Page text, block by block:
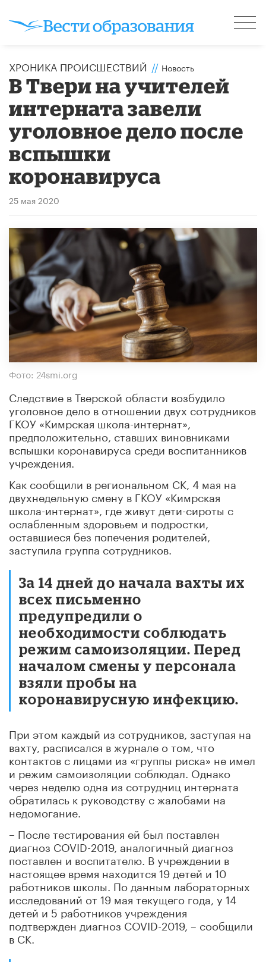
ХРОНИКА ПРОИСШЕСТВИЙ // Новость
В Твери на учителей
интерната завели
уголовное дело после
вспышки
коронавируса
25 мая 2020
Фото: 24smi.org
Следствие в Тверской области возбудило
уголовное дело в отношении двух сотрудников
ГКОУ «Кимрская школа-интернат»,
предположительно, ставших виновниками
вспышки коронавируса среди воспитанников
учреждения.
Как сообщили в региональном СК, 4 мая на
двухнедельную смену в ГКОУ «Кимрская
школа-интернат», где живут дети-сироты с
ослабленным здоровьем и подростки,
оставшиеся без попечения родителей,
заступила группа сотрудников.
За 14 дней до начала вахты их
всех письменно
предупредили о
необходимости соблюдать
режим самоизоляции. Перед
началом смены у персонала
взяли пробы на
коронавирусную инфекцию.
При этом каждый из сотрудников, заступая на
вахту, расписался в журнале о том, что
контактов с лицами из «группы риска» не имел
и режим самоизоляции соблюдал. Однако
через неделю одна из сотрудниц интерната
обратилась к руководству с жалобами на
недомогание.
– После тестирования ей был поставлен
диагноз COVID-2019, аналогичный диагноз
поставлен и воспитателю. В учреждении в
настоящее время находится 19 детей и 10
работников школы. По данным лабораторных
исследований от 19 мая текущего года, у 14
детей и 5 работников учреждения
подтвержден диагноз COVID-2019, – сообщили
в СК.